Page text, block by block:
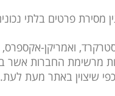
ואמריקן-אקספרס,
מרשימת החברות אשר
שיצוין באתר מעת